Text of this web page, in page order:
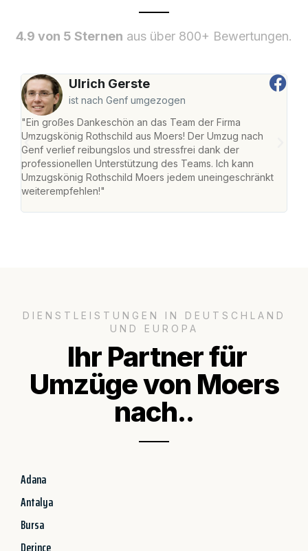
4.9 von 5 Sternen aus über 800+ Bewertungen.
Ulrich Gerste
ist nach Genf umgezogen
"Ein großes Dankeschön an das Team der Firma
Umzugskönig Rothschild aus Moers! Der Umzug nach
Genf verlief reibungslos und stressfrei dank der
professionellen Unterstützung des Teams. Ich kann
Umzugskönig Rothschild Moers jedem uneingeschränkt
weiterempfehlen!"
DIENSTLEISTUNGEN IN DEUTSCHLAND
UND EUROPA
Ihr Partner für
Umzüge von Moers
nach..
Adana
Antalya
Bursa